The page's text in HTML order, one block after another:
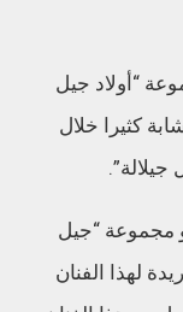
“أولاد جيل
كثيرا خلال
جيلالة”.
مجموعة “جيل
لهذا الفنان